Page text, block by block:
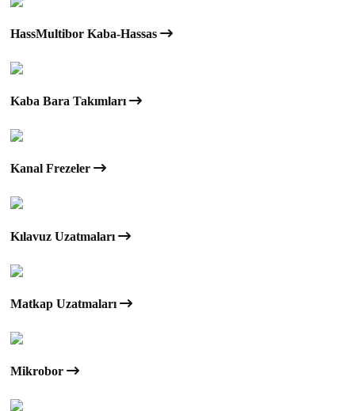
HassMultibor Kaba-Hassas
Kaba Bara Takımları
Kanal Frezeler
Kılavuz Uzatmaları
Matkap Uzatmaları
Mikrobor